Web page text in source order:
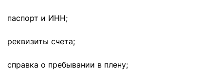
паспорт и ИНН;
реквизиты счета;
справка о пребывании в плену;